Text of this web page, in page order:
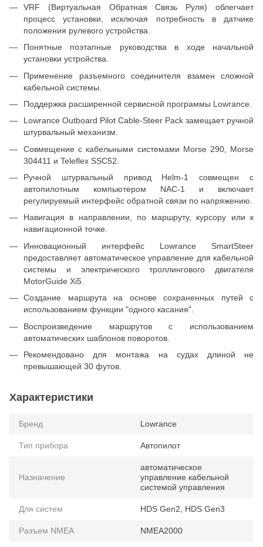
VRF (Виртуальная Обратная Связь Руля) облегчает
процесс установки, исключая потребность в датчике
положения рулевого устройства.
Понятные поэтапные руководства в ходе начальной
установки устройства.
Применение разъемного соединителя взамен сложной
кабельной системы.
Поддержка расширенной сервисной программы Lowrance.
Lowrance Outboard Pilot Cable-Steer Pack замещает ручной
штурвальный механизм.
Совмещение с кабельными системами Morse 290, Morse
304411 и Teleflex SSC52.
Ручной штурвальный привод Helm-1 совмещен с
автопилотным компьютером NAC-1 и включает
регулируемый интерфейс обратной связи по напряжению.
Навигация в направлении, по маршруту, курсору или к
навигационной точке.
Инновационный интерфейс Lowrance SmartSteer
предоставляет автоматическое управление для кабельной
системы и электрического троллингового двигателя
MotorGuide Xi5.
Создание маршрута на основе сохраненных путей с
использованием функции "одного касания".
Воспроизведение маршрутов с использованием
автоматических шаблонов поворотов.
Рекомендовано для монтажа на судах длиной не
превышающей 30 футов.
Характеристики
Бренд Lowrance
Тип прибора Автопилот
Назначение
автоматическое
управление кабельной
системой управления
Для систем HDS Gen2, HDS Gen3
Разъем NMEA NMEA2000